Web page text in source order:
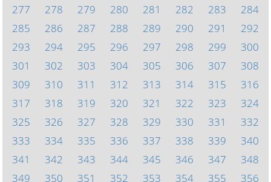
277
278 279 280 281 282 283
284
285
286 287 288 289 290 291
292
293
294 295 296 297 298 299
300
301
302 303 304 305 306 307
308
309
310 311 312 313 314 315
316
317
318 319 320 321 322 323
324
325
326 327 328 329 330 331
332
333
334 335 336 337 338 339
340
341
342 343 344 345 346 347
348
349
350 351 352 353 354 355 356